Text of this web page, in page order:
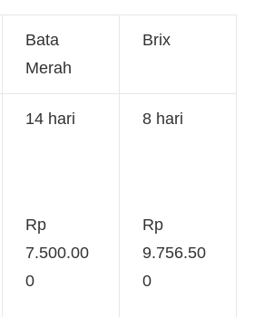
Bata
Merah
Brix
14 hari 8 hari
Rp
7.500.00
0
Rp
9.756.50
0